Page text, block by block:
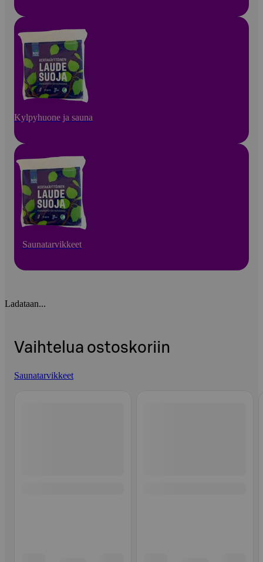
Kylpyhuone ja sauna
Saunatarvikkeet
Ladataan...
Vaihtelua ostoskoriin
Saunatarvikkeet